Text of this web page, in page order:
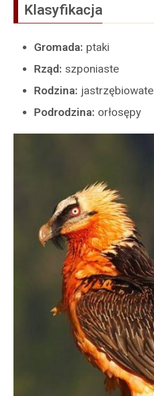
Klasyfikacja
Gromada: ptaki
Rząd: szponiaste
Rodzina: jastrzębiowate
Podrodzina: orłosępy